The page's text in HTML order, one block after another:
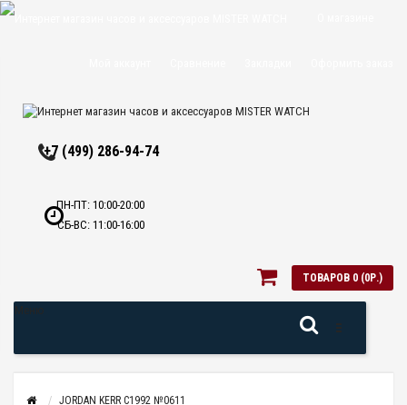
+7 (499) 286-94-74
ПН-ПТ: 10:00-20:00
СБ-ВС: 11:00-16:00
ТОВАРОВ 0 (0Р.)
JORDAN KERR C1992 №0611